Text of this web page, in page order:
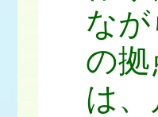
な
の
は